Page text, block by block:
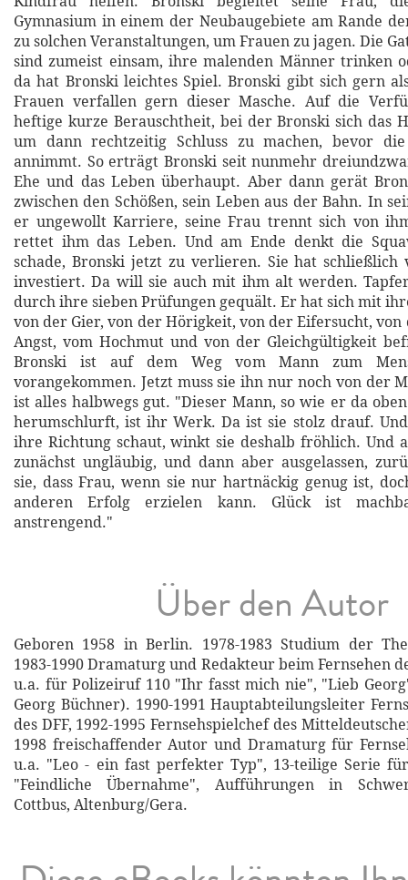
Gymnasium in einem der Neubaugebiete am Rande
zu solchen Veranstaltungen, um Frauen zu jagen. Die
sind zumeist einsam, ihre malenden Männer trinken
da hat Bronski leichtes Spiel. Bronski gibt sich gern
Frauen verfallen gern dieser Masche. Auf die
heftige kurze Berauschtheit, bei der Bronski sich das
um dann rechtzeitig Schluss zu machen, bevor die
annimmt. So erträgt Bronski seit nunmehr
Ehe und das Leben überhaupt. Aber dann gerät
zwischen den Schößen, sein Leben aus der Bahn. In
er ungewollt Karriere, seine Frau trennt sich von
rettet ihm das Leben. Und am Ende denkt die
schade, Bronski jetzt zu verlieren. Sie hat
investiert. Da will sie auch mit ihm alt werden.
durch ihre sieben Prüfungen gequält. Er hat sich mit
von der Gier, von der Hörigkeit, von der Eifersucht, von
Angst, vom Hochmut und von der Gleichgültigkeit
Bronski ist auf dem Weg vom Mann zum
vorangekommen. Jetzt muss sie ihn nur noch von der
ist alles halbwegs gut. "Dieser Mann, so wie er da
herumschlurft, ist ihr Werk. Da ist sie stolz drauf.
ihre Richtung schaut, winkt sie deshalb fröhlich. Und
zunächst ungläubig, und dann aber ausgelassen,
sie, dass Frau, wenn sie nur hartnäckig genug ist,
anderen Erfolg erzielen kann. Glück ist
anstrengend."
Über den Autor
Geboren 1958 in Berlin. 1978-1983 Studium der
1983-1990 Dramaturg und Redakteur beim Fernsehen
u.a. für Polizeiruf 110 "Ihr fasst mich nie", "Lieb
Georg Büchner). 1990-1991 Hauptabteilungsleiter
des DFF, 1992-1995 Fernsehspielchef des
1998 freischaffender Autor und Dramaturg für
u.a. "Leo - ein fast perfekter Typ", 13-teilige Serie
"Feindliche Übernahme", Aufführungen in
Cottbus, Altenburg/Gera.